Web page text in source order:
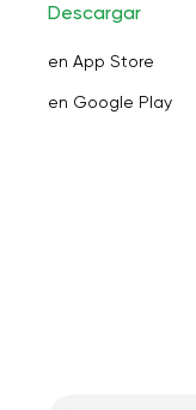
Descargar
en App Store
en Google Play